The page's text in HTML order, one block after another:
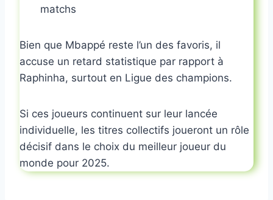
matchs
Bien que Mbappé reste l’un des favoris, il
accuse un retard statistique par rapport à
Raphinha, surtout en Ligue des champions.
Si ces joueurs continuent sur leur lancée
individuelle, les titres collectifs joueront un rôle
décisif dans le choix du meilleur joueur du
monde pour 2025.